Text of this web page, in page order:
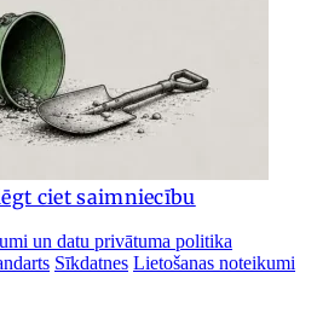
ciet saimniecību
un datu privātuma politika
Sīkdatnes Lietošanas noteikumi